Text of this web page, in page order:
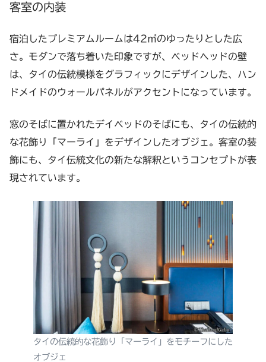
客室の内装
宿泊したプレミアムルームは42㎡のゆったりとした広
さ。モダンで落ち着いた印象ですが、ベッドヘッドの壁
は、タイの伝統模様をグラフィックにデザインした、ハン
ドメイドのウォールパネルがアクセントになっています。
窓のそばに置かれたデイベッドのそばにも、タイの伝統的
な花飾り「マーライ」をデザインしたオブジェ。客室の装
飾にも、タイ伝統文化の新たな解釈というコンセプトが表
現されています。
タイの伝統的な花飾り「マーライ」をモチーフにした
オブジェ